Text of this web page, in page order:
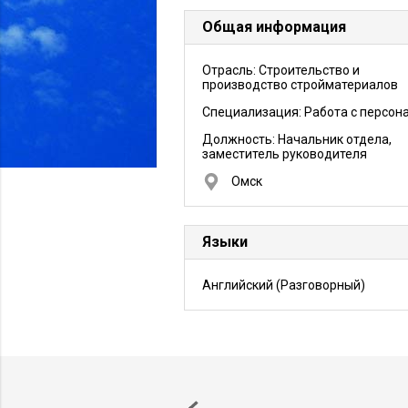
Общая информация
Отрасль: Строительство и
производство стройматериалов
Специализация: Работа с
Должность: Начальник отдела,
заместитель руководителя
Омск
Языки
Английский (Разговорный)